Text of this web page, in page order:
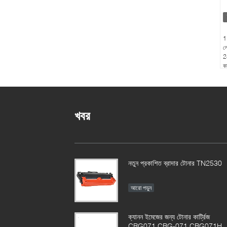
খবর
নতুন প্রকাশিত ব্রাদার টোনার TN2530
আরো পড়ুন
ক্যানন ইমেজের জন্য টোনার কার্ট্রিজ